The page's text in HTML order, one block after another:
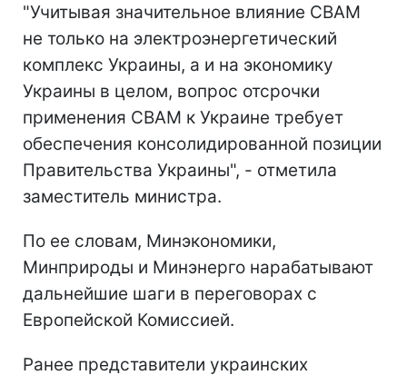
"Учитывая значительное влияние CBAM
не только на электроэнергетический
комплекс Украины, а и на экономику
Украины в целом, вопрос отсрочки
применения CBAM к Украине требует
обеспечения консолидированной позиции
Правительства Украины", - отметила
заместитель министра.
По ее словам, Минэкономики,
Минприроды и Минэнерго нарабатывают
дальнейшие шаги в переговорах с
Европейской Комиссией.
Ранее представители украинских